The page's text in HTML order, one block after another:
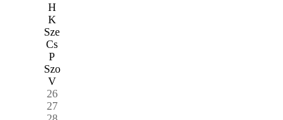
H
K
Sze
Cs
P
Szo
V
26
27